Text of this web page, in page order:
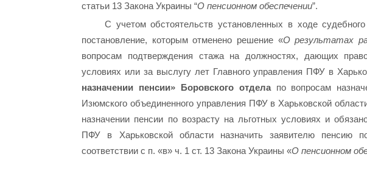
статьи 13 Закона Украины “О пенсионном обеспечении”.
С учетом обстоятельств установленных в ходе
постановление, которым отменено решение «О результатах
вопросам подтверждения стажа на должностях, дающих
условиях или за выслугу лет Главного управления ПФУ в
назначении пенсии» Боровского отделапо вопросам
Изюмского объединенного управления ПФУ в Харьковской
назначении пенсии по возрасту на льготных условиях и
ПФУ в Харьковской области назначить заявителю пенсию
соответствии с п. «в» ч. 1 ст. 13 Закона Украины «О пенсионном